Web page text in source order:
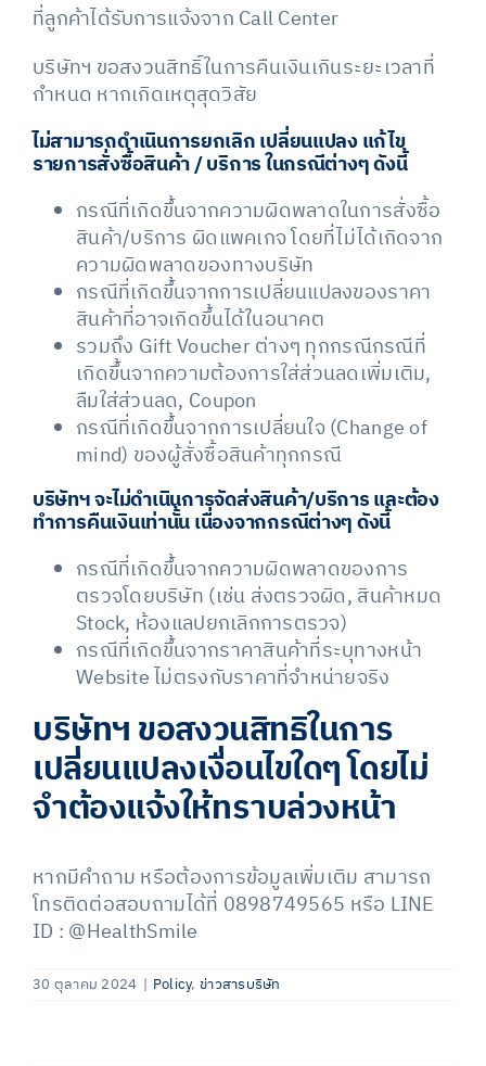
ที่ลูกค้าได้รับการแจ้งจาก Call Center
บริษัทฯ ขอสงวนสิทธิ์ในการคืนเงินเกินระยะเวลาที่
กำหนด หากเกิดเหตุสุดวิสัย
ไม่สามารถดำเนินการยกเลิก เปลี่ยนแปลง แก้ไข
รายการสั่งซื้อสินค้า / บริการในกรณีต่างๆ ดังนี้
กรณีที่เกิดขึ้นจากความผิดพลาดในการสั่งซื้อ
สินค้า/บริการ ผิดแพคเกจ โดยที่ไม่ได้เกิดจาก
ความผิดพลาดของทางบริษัท
กรณีที่เกิดขึ้นจากการเปลี่ยนแปลงของราคา
สินค้าที่อาจเกิดขึ้นได้ในอนาคต
รวมถึง Gift Voucher ต่างๆ ทุกกรณีกรณีที่
เกิดขึ้นจากความต้องการใส่ส่วนลดเพิ่มเติม,
ลืมใส่ส่วนลด, Coupon
กรณีที่เกิดขึ้นจากการเปลี่ยนใจ (Change of
mind) ของผู้สั่งซื้อสินค้าทุกกรณี
บริษัทฯ จะไม่ดำเนินการจัดส่งสินค้า/บริการ และต้อง
ทำการคืนเงินเท่านั้น เนื่องจากกรณีต่างๆ ดังนี้
กรณีที่เกิดขึ้นจากความผิดพลาดของการ
ตรวจโดยบริษัท (เช่น ส่งตรวจผิด, สินค้าหมด
Stock, ห้องแลปยกเลิกการตรวจ)
กรณีที่เกิดขึ้นจากราคาสินค้าที่ระบุทางหน้า
Website ไม่ตรงกับราคาที่จำหน่ายจริง
บริษัทฯ ขอสงวนสิทธิในการ
เปลี่ยนแปลงเงื่อนไขใดๆ โดยไม่
จำต้องแจ้งให้ทราบล่วงหน้า
หากมีคำถาม หรือต้องการข้อมูลเพิ่มเติม สามารถ
โทรติดต่อสอบถามได้ที่ 0898749565 หรือ LINE
ID : @HealthSmile
30 ตุลาคม 2024 | Policy, ข่าวสารบริษัท